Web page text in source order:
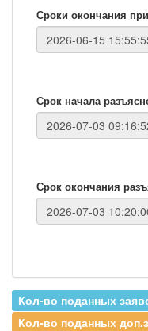
Сроки окончания
Срок начала
Срок окончания
Кол-во поданных
Кол-во поданных